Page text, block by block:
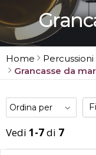
Home Percussioni
Grancasse da
Vedi 1-7di 7